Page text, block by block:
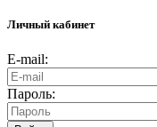
Личный кабинет
E-mail:
Пароль: